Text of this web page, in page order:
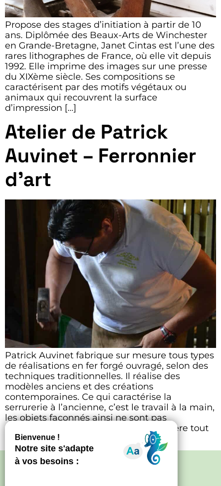
Propose des stages d’initiation à partir de 10
ans. Diplômée des Beaux-Arts de Winchester
en Grande-Bretagne, Janet Cintas est l’une des
rares lithographes de France, où elle vit depuis
1992. Elle imprime des images sur une presse
du XIXème siècle. Ses compositions se
caractérisent par des motifs végétaux ou
animaux qui recouvrent la surface
d’impression […]
Atelier de Patrick
Auvinet – Ferronnier
d’art
Patrick Auvinet fabrique sur mesure tous types
de réalisations en fer forgé ouvragé, selon des
techniques traditionnelles. Il réalise des
modèles anciens et des créations
contemporaines. Ce qui caractérise la
serrurerie à l’ancienne, c’est le travail à la main,
les objets façonnés ainsi ne sont pas
parfaitement régulier, ce qui leur confère tout
leur charme. […]
Politique de confidentialité
Mentions